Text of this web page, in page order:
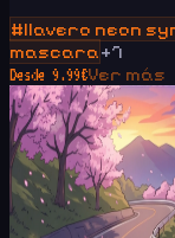
#llavero neon
mascara+7
Desde 9.99€Ver más